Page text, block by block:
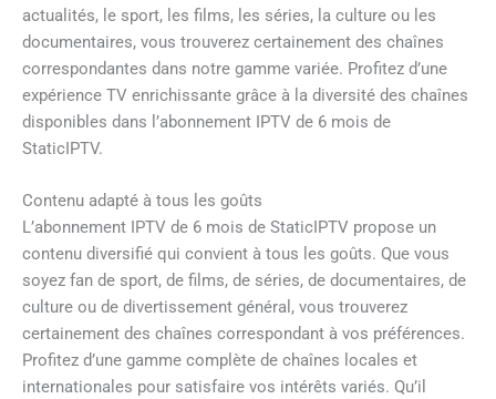
actualités, le sport, les films, les séries, la culture ou les
documentaires, vous trouverez certainement des chaînes
correspondantes dans notre gamme variée. Profitez d’une
expérience TV enrichissante grâce à la diversité des chaînes
disponibles dans l’abonnement IPTV de 6 mois de
StaticIPTV.
Contenu adapté à tous les goûts
L’abonnement IPTV de 6 mois de StaticIPTV propose un
contenu diversifié qui convient à tous les goûts. Que vous
soyez fan de sport, de films, de séries, de documentaires, de
culture ou de divertissement général, vous trouverez
certainement des chaînes correspondant à vos préférences.
Profitez d’une gamme complète de chaînes locales et
internationales pour satisfaire vos intérêts variés. Qu’il